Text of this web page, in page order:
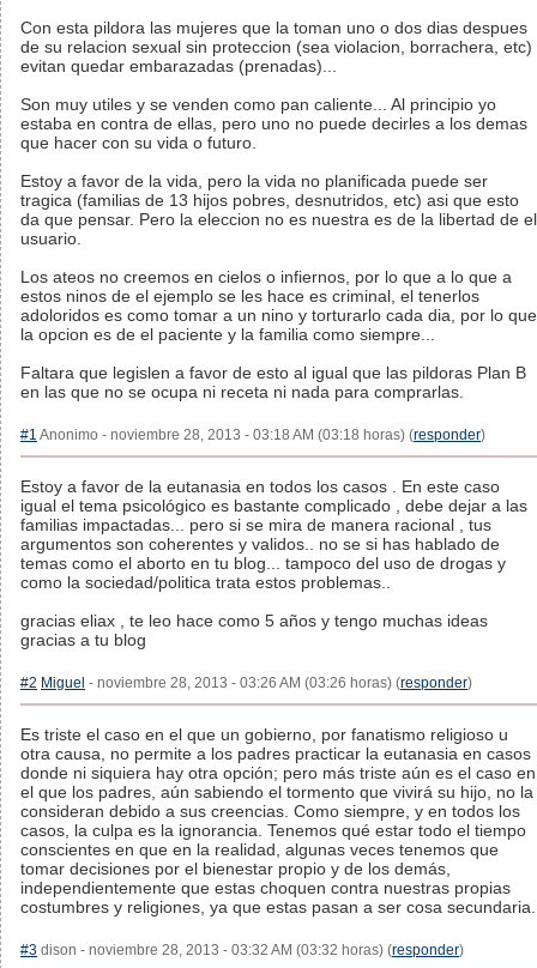
Con esta pildora las mujeres que la toman uno o dos dias despues
de su relacion sexual sin proteccion (sea violacion, borrachera, etc)
evitan quedar embarazadas (prenadas)...
Son muy utiles y se venden como pan caliente... Al principio yo
estaba en contra de ellas, pero uno no puede decirles a los demas
que hacer con su vida o futuro.
Estoy a favor de la vida, pero la vida no planificada puede ser
tragica (familias de 13 hijos pobres, desnutridos, etc) asi que esto
da que pensar. Pero la eleccion no es nuestra es de la libertad de el
usuario.
Los ateos no creemos en cielos o infiernos, por lo que a lo que a
estos ninos de el ejemplo se les hace es criminal, el tenerlos
adoloridos es como tomar a un nino y torturarlo cada dia, por lo que
la opcion es de el paciente y la familia como siempre...
Faltara que legislen a favor de esto al igual que las pildoras Plan B
en las que no se ocupa ni receta ni nada para comprarlas.
#1 Anonimo - noviembre 28, 2013 - 03:18 AM (03:18 horas) (responder)
Estoy a favor de la eutanasia en todos los casos . En este caso
igual el tema psicológico es bastante complicado , debe dejar a las
familias impactadas... pero si se mira de manera racional , tus
argumentos son coherentes y validos.. no se si has hablado de
temas como el aborto en tu blog... tampoco del uso de drogas y
como la sociedad/politica trata estos problemas..
gracias eliax , te leo hace como 5 años y tengo muchas ideas
gracias a tu blog
#2 Miguel - noviembre 28, 2013 - 03:26 AM (03:26 horas) (responder)
Es triste el caso en el que un gobierno, por fanatismo religioso u
otra causa, no permite a los padres practicar la eutanasia en casos
donde ni siquiera hay otra opción; pero más triste aún es el caso en
el que los padres, aún sabiendo el tormento que vivirá su hijo, no la
consideran debido a sus creencias. Como siempre, y en todos los
casos, la culpa es la ignorancia. Tenemos qué estar todo el tiempo
conscientes en que en la realidad, algunas veces tenemos que
tomar decisiones por el bienestar propio y de los demás,
independientemente que estas choquen contra nuestras propias
costumbres y religiones, ya que estas pasan a ser cosa secundaria.
#3 dison - noviembre 28, 2013 - 03:32 AM (03:32 horas) (responder)